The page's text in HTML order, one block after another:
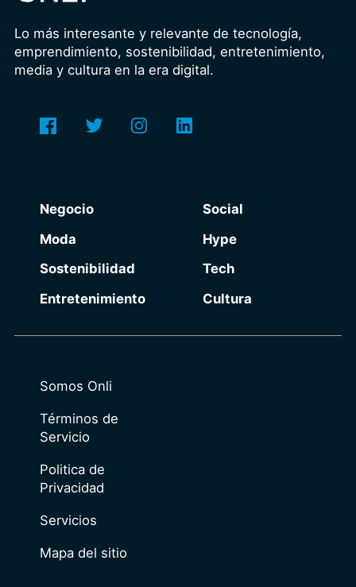
Lo más interesante y relevante de tecnología,
emprendimiento, sostenibilidad, entretenimiento,
media y cultura en la era digital.
Negocio
Moda
Sostenibilidad
Entretenimiento
Social
Hype
Tech
Cultura
Somos Onli
Términos de
Servicio
Politica de
Privacidad
Servicios
Mapa del sitio